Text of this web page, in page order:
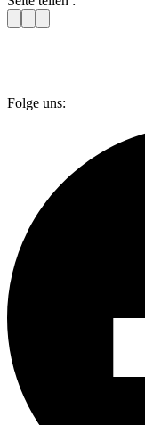
Folge uns: